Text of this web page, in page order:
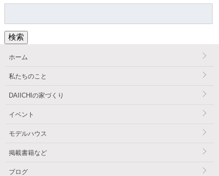
検索
ホーム
私たちのこと
DAIICHIの家づくり
イベント
モデルハウス
掲載書籍など
ブログ